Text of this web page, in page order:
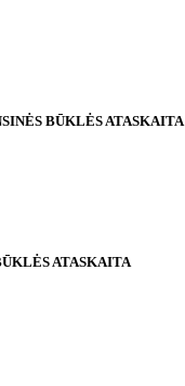
BŪKLĖS ATASKAITA
ATASKAITA